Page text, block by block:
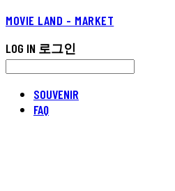
MOVIE LAND - MARKET
LOG IN 로그인
SOUVENIR
FAQ